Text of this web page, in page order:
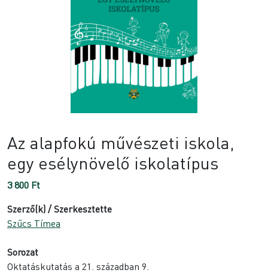
Az alapfokú művészeti iskola,
egy esélynövelő iskolatípus
3 800 Ft
Szerző(k) / Szerkesztette
Szűcs Tímea
Sorozat
Oktatáskutatás a 21. században 9.